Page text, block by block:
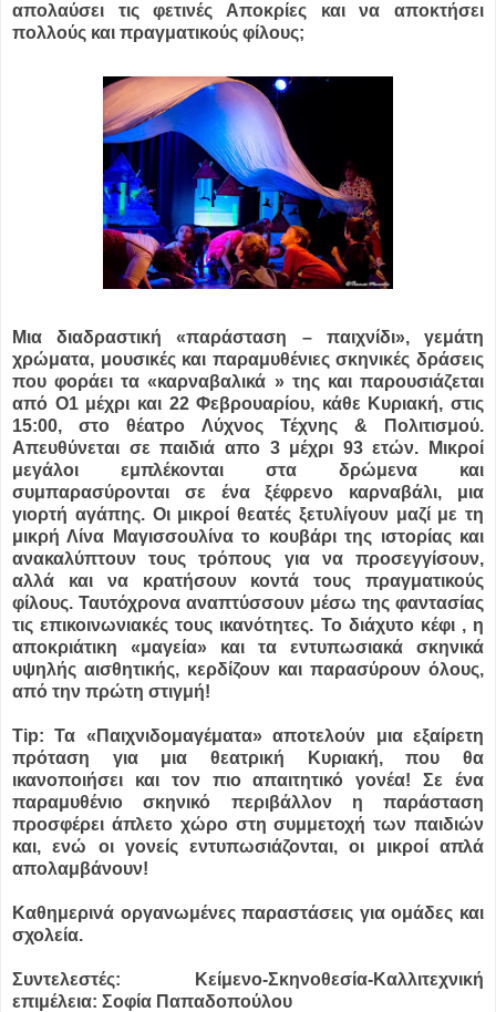
απολαύσει τις φετινές Αποκρίες και να αποκτήσει
πολλούς και πραγματικούς φίλους;
Μια διαδραστική «παράσταση – παιχνίδι», γεμάτη
χρώματα, μουσικές και παραμυθένιες σκηνικές δράσεις
που φοράει τα «καρναβαλικά » της και παρουσιάζεται
από Ο1 μέχρι και 22 Φεβρουαρίου, κάθε Κυριακή, στις
15:00, στο θέατρο Λύχνος Τέχνης & Πολιτισμού.
Απευθύνεται σε παιδιά απο 3 μέχρι 93 ετών. Μικροί
μεγάλοι εμπλέκονται στα δρώμενα και
συμπαρασύρονται σε ένα ξέφρενο καρναβάλι, μια
γιορτή αγάπης. Οι μικροί θεατές ξετυλίγουν μαζί με τη
μικρή Λίνα Μαγισσουλίνα το κουβάρι της ιστορίας και
ανακαλύπτουν τους τρόπους για να προσεγγίσουν,
αλλά και να κρατήσουν κοντά τους πραγματικούς
φίλους. Ταυτόχρονα αναπτύσσουν μέσω της φαντασίας
τις επικοινωνιακές τους ικανότητες. Το διάχυτο κέφι , η
αποκριάτικη «μαγεία» και τα εντυπωσιακά σκηνικά
υψηλής αισθητικής, κερδίζουν και παρασύρουν όλους,
από την πρώτη στιγμή!
Tip: Τα «Παιχνιδομαγέματα» αποτελούν μια εξαίρετη
πρόταση για μια θεατρική Κυριακή, που θα
ικανοποιήσει και τον πιο απαιτητικό γονέα! Σε ένα
παραμυθένιο σκηνικό περιβάλλον η παράσταση
προσφέρει άπλετο χώρο στη συμμετοχή των παιδιών
και, ενώ οι γονείς εντυπωσιάζονται, οι μικροί απλά
απολαμβάνουν!
Καθημερινά οργανωμένες παραστάσεις για ομάδες και
σχολεία.
Συντελεστές: Κείμενο-Σκηνοθεσία-Καλλιτεχνική
επιμέλεια: Σοφία Παπαδοπούλου